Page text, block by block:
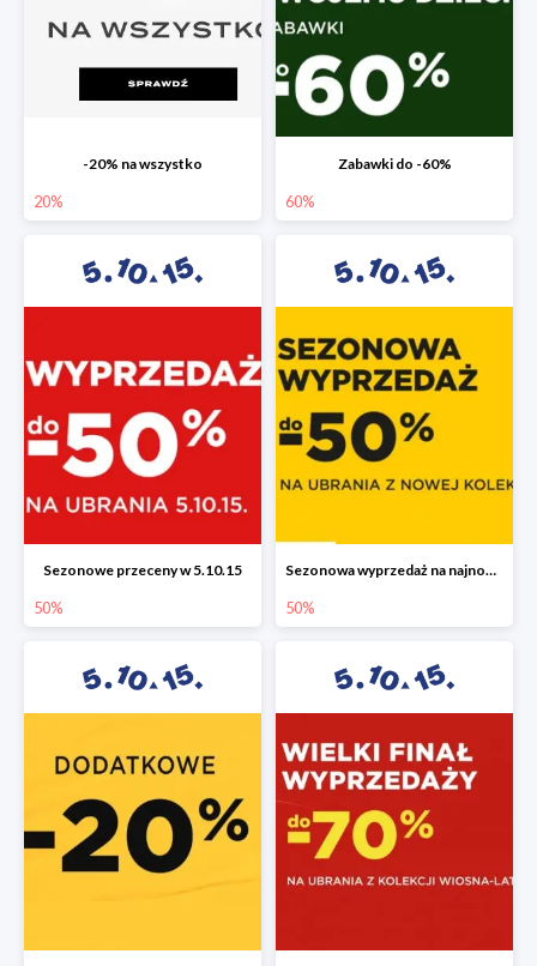
-20% na wszystko
20%
Zabawki do -60%
60%
Sezonowe przeceny w 5.10.15
50%
Sezonowa wyprzedaż na najnowszą kolekcję do -50%
50%